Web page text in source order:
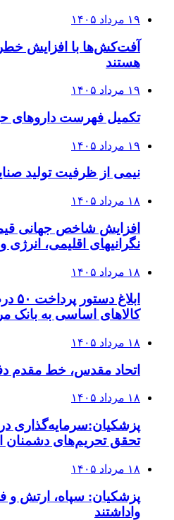
۱۹ مرداد ۱۴۰۵
هستند
۱۹ مرداد ۱۴۰۵
تکمیل فهرست داروهای
۱۹ مرداد ۱۴۰۵
نیمی از ظرفیت تولید
۱۸ مرداد ۱۴۰۵
افزایش شاخص جهانی
نگرانیهای اقلیمی، انرژی
۱۸ مرداد ۱۴۰۵
کالاهای اساسی به بانک
۱۸ مرداد ۱۴۰۵
اتحاد مقدس، خط مقدم
۱۸ مرداد ۱۴۰۵
پزشکیان:سرمایه‌گذاری
تحقق تحریم‌های
۱۸ مرداد ۱۴۰۵
پزشکیان: سپاه، ارتش و
واداشتند